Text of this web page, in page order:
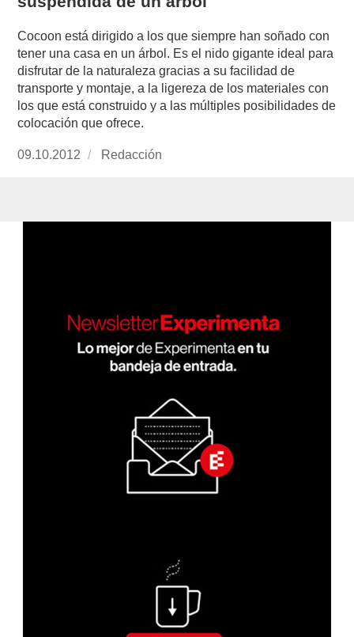
Cocoon está dirigido a los que siempre han soñado con
tener una casa en un árbol. Es el nido gigante ideal para
disfrutar de la naturaleza gracias a su facilidad de
transporte y montaje, a la ligereza de los materiales con
los que está construido y a las múltiples posibilidades de
colocación que ofrece.
Publicado
09.10.2012 https://www.experimenta.es/author/redaccion/
Redacción